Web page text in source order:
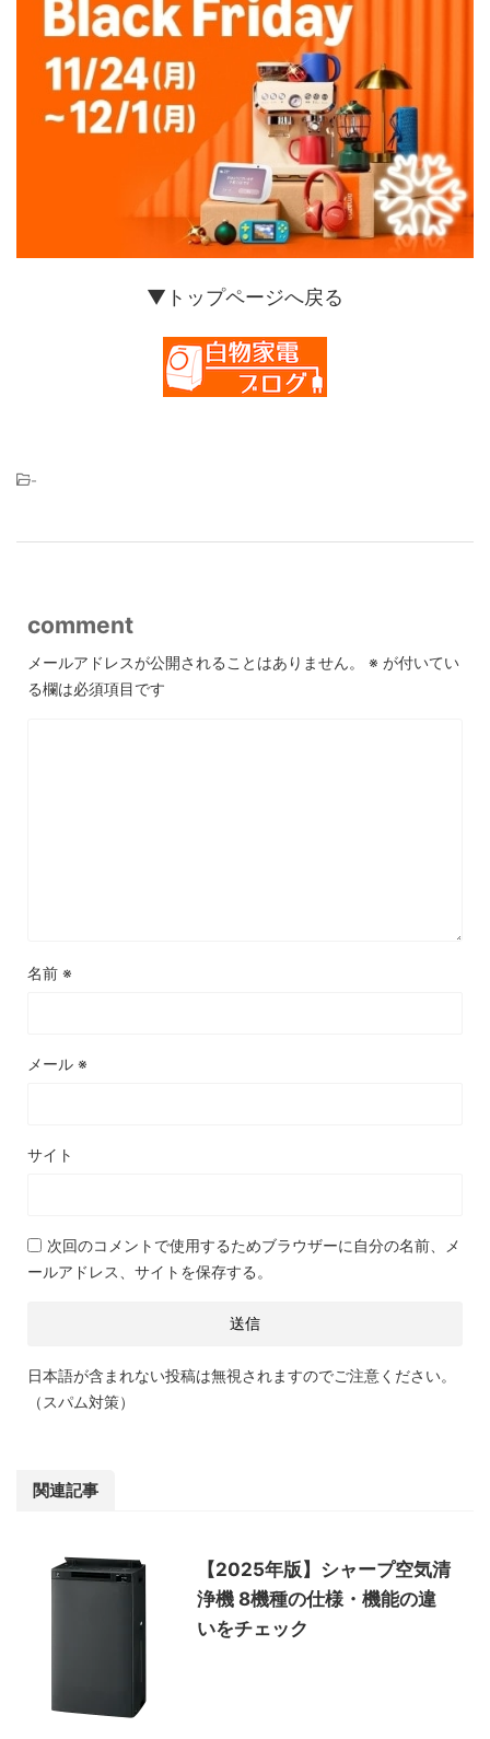
▼トップページへ戻る
-
comment
メールアドレスが公開されることはありません。 ※ が付いてい
る欄は必須項目です
名前 ※
メール ※
サイト
次回のコメントで使用するためブラウザーに自分の名前、メ
ールアドレス、サイトを保存する。
日本語が含まれない投稿は無視されますのでご注意ください。
（スパム対策）
関連記事
【2025年版】シャープ空気清
浄機 8機種の仕様・機能の違
いをチェック